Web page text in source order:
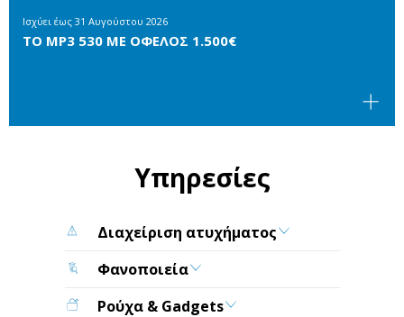
Ισχύει έως 31 Αυγούστου 2026
ΤΟ MP3 530 ΜΕ ΟΦΕΛΟΣ 1.500€
Υπηρεσίες
Διαχείριση ατυχήματος
Φανοποιεία
Ρούχα & Gadgets